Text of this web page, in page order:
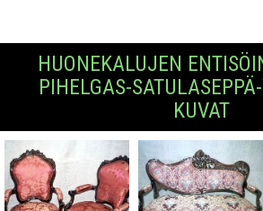
HUONEKALUJEN
PIHELGAS-
KUVAT